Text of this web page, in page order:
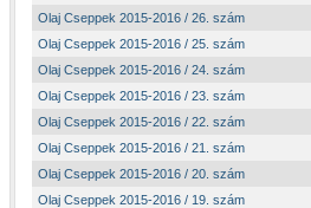
Olaj Cseppek 2015-2016 / 26. szám
Olaj Cseppek 2015-2016 / 25. szám
Olaj Cseppek 2015-2016 / 24. szám
Olaj Cseppek 2015-2016 / 23. szám
Olaj Cseppek 2015-2016 / 22. szám
Olaj Cseppek 2015-2016 / 21. szám
Olaj Cseppek 2015-2016 / 20. szám
Olaj Cseppek 2015-2016 / 19. szám